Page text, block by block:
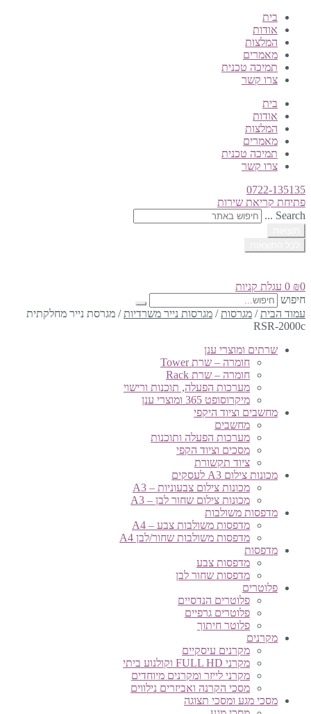
בית
אודות
המלצות
מאמרים
תמיכה טכנית
צרו קשר
בית
אודות
המלצות
מאמרים
תמיכה טכנית
צרו קשר
0722-135135
פתיחת קריאת שירות
Search ...
₪0
0 עגלת קניות
חיפוש
עמוד הבית / מגרסות / מגרסות נייר משרדיות / מגרסת נייר מחלקתית
RSR-2000c
שרתים ומוצרי ענן
חומרה – שרת Tower
חומרה – שרת Rack
מערכות הפעלה, תוכנות ורישוי
מיקרוסופט 365 ומוצרי ענן
מחשבים וציוד היקפי
מחשבים
מערכות הפעלה ותוכנות
מסכים וציוד הקפי
ציוד תקשורת
מכונות צילום A3 לעסקים
מכונות צילום צבעוניות – A3
מכונות צילום שחור לבן – A3
מדפסות משולבות
מדפסות משולבות צבע – A4
מדפסות משולבות שחור/לבן A4
מדפסות
מדפסות צבע
מדפסות שחור לבן
פלוטרים
פלוטרים הנדסיים
פלוטרים גרפיים
פלוטר חיתוך
מקרנים
מקרנים עיסקיים
מקרני FULL HD וקולנוע ביתי
מקרני לייזר ומקרנים מיוחדים
מסכי הקרנה ואביזרים נילווים
מסכי מגע ומסכי תצוגה